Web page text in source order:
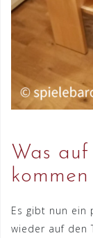
Was
Es gibt nun ein
wieder auf den